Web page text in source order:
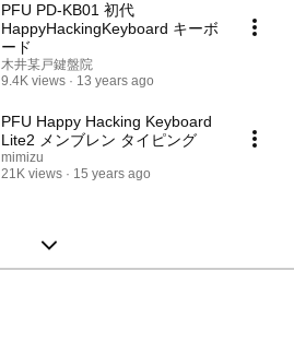
PFU PD-KB01 初代
HappyHackingKeyboard キーボ
ード
木井某戸鍵盤院
9.4K views
13 years ago
PFU Happy Hacking Keyboard
Lite2 メンブレン タイピング
mimizu
21K views
15 years ago